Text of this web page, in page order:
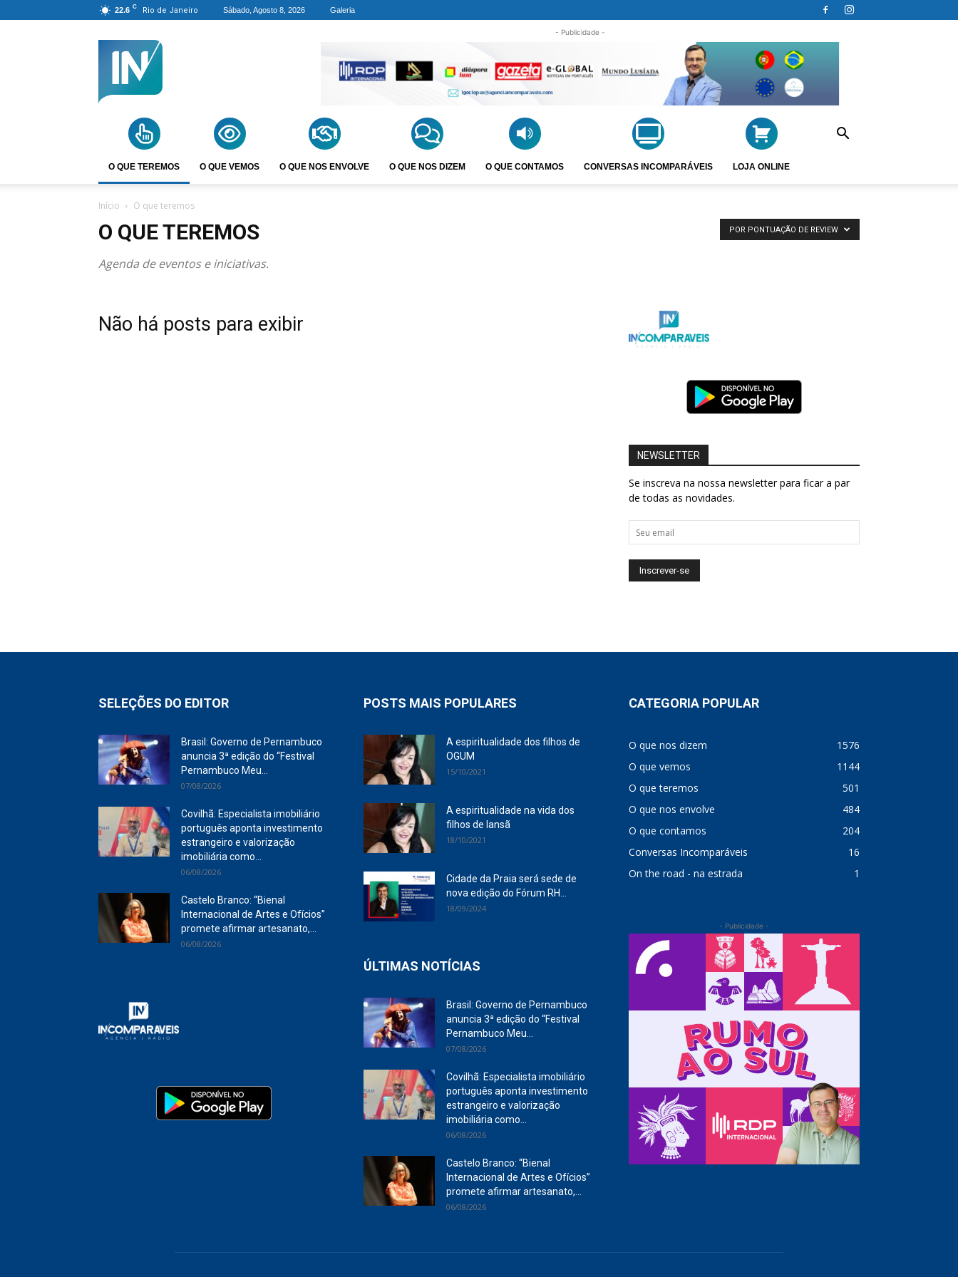
22.6 C Rio de Janeiro Sábado, Agosto 8, 2026 Galeria
- Publicidade -
O QUE TEREMOS O QUE VEMOS O QUE NOS ENVOLVE O QUE NOS DIZEM O QUE CONTAMOS CONVERSAS INCOMPARÁVEIS LOJA ONLINE
Início O que teremos
O QUE TEREMOS
Agenda de eventos e iniciativas.
POR PONTUAÇÃO DE REVIEW
Não há posts para exibir
NEWSLETTER
Se inscreva na nossa newsletter para ficar a par
de todas as novidades.
SELEÇÕES DO EDITOR
Brasil: Governo de Pernambuco
anuncia 3ª edição do “Festival
Pernambuco Meu...
07/08/2026
Covilhã: Especialista imobiliário
português aponta investimento
estrangeiro e valorização
imobiliária como...
06/08/2026
Castelo Branco: “Bienal
Internacional de Artes e Ofícios”
promete afirmar artesanato,...
06/08/2026
POSTS MAIS POPULARES
A espiritualidade dos filhos de
OGUM
15/10/2021
A espiritualidade na vida dos
filhos de Iansã
18/10/2021
Cidade da Praia será sede de
nova edição do Fórum RH...
18/09/2024
ÚLTIMAS NOTÍCIAS
Brasil: Governo de Pernambuco
anuncia 3ª edição do “Festival
Pernambuco Meu...
07/08/2026
Covilhã: Especialista imobiliário
português aponta investimento
estrangeiro e valorização
imobiliária como...
06/08/2026
Castelo Branco: “Bienal
Internacional de Artes e Ofícios”
promete afirmar artesanato,...
06/08/2026
CATEGORIA POPULAR
O que nos dizem
1576
O que vemos
1144
O que teremos
501
O que nos envolve
484
O que contamos
204
Conversas Incomparáveis
16
On the road - na estrada
1
- Publicidade -